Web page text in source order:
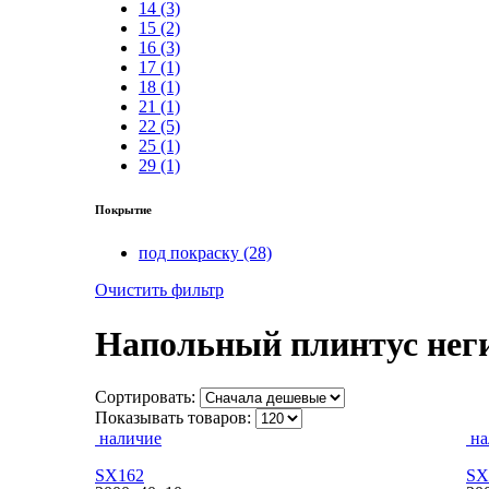
14 (3)
15 (2)
16 (3)
17 (1)
18 (1)
21 (1)
22 (5)
25 (1)
29 (1)
Покрытие
под покраску (28)
Очистить фильтр
Напольный плинтус
Сортировать:
Показывать товаров:
наличие
SX162